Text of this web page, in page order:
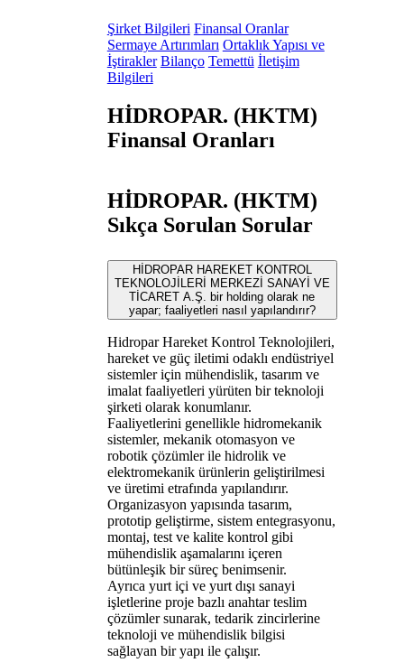
Şirket Bilgileri Finansal Oranlar
Sermaye Artırımları Ortaklık Yapısı ve
İştirakler Bilanço Temettü İletişim
Bilgileri
HİDROPAR. (HKTM)
Finansal Oranları
HİDROPAR. (HKTM)
Sıkça Sorulan Sorular
HİDROPAR HAREKET KONTROL
TEKNOLOJİLERİ MERKEZİ SANAYİ VE
TİCARET A.Ş. bir holding olarak ne
yapar; faaliyetleri nasıl yapılandırır?
Hidropar Hareket Kontrol Teknolojileri,
hareket ve güç iletimi odaklı endüstriyel
sistemler için mühendislik, tasarım ve
imalat faaliyetleri yürüten bir teknoloji
şirketi olarak konumlanır.
Faaliyetlerini genellikle hidromekanik
sistemler, mekanik otomasyon ve
robotik çözümler ile hidrolik ve
elektromekanik ürünlerin geliştirilmesi
ve üretimi etrafında yapılandırır.
Organizasyon yapısında tasarım,
prototip geliştirme, sistem entegrasyonu,
montaj, test ve kalite kontrol gibi
mühendislik aşamalarını içeren
bütünleşik bir süreç benimsenir.
Ayrıca yurt içi ve yurt dışı sanayi
işletlerine proje bazlı anahtar teslim
çözümler sunarak, tedarik zincirlerine
teknoloji ve mühendislik bilgisi
sağlayan bir yapı ile çalışır.